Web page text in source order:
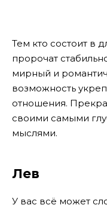
Тем кто состоит в
пророчат
мирный и
возможность
отношения.
своими самыми
мыслями.
Лев
У вас всё может